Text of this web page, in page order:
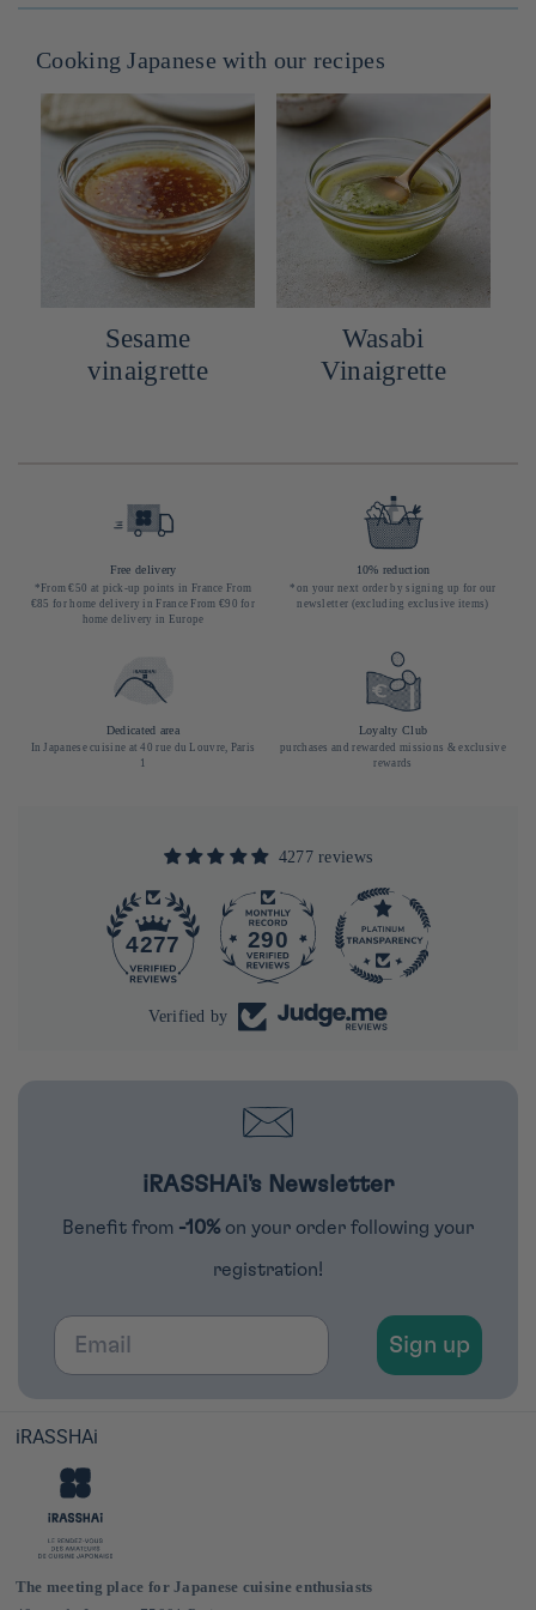
Cooking Japanese with our recipes
Sesame
vinaigrette
Wasabi
Vinaigrette
Free delivery
*From €50 at pick-up points in France From
€85 for home delivery in France From €90 for
home delivery in Europe
10% reduction
*on your next order by signing up for our
newsletter (excluding exclusive items)
Dedicated area
In Japanese cuisine at 40 rue du Louvre, Paris
1
Loyalty Club
purchases and rewarded missions & exclusive
rewards
4277 reviews
4277 290
Verified by
iRASSHAi's Newsletter
Benefit from -10% on your order following your
registration!
Email
Sign up
iRASSHAi
The meeting place for Japanese cuisine enthusiasts